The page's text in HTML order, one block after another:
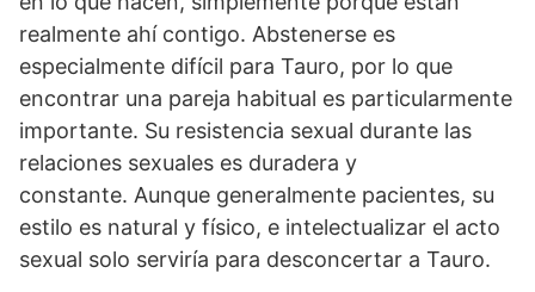
realmente ahí contigo. Abstenerse es
especialmente difícil para Tauro, por lo que
encontrar una pareja habitual es particularmente
importante. Su resistencia sexual durante las
relaciones sexuales es duradera y
constante. Aunque generalmente pacientes, su
estilo es natural y físico, e intelectualizar el acto
sexual solo serviría para desconcertar a Tauro.